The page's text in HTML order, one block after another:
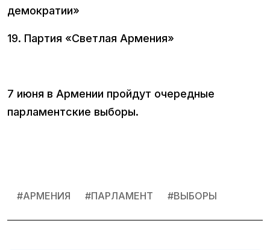
демократии»
19. Партия «Светлая Армения»
7 июня в Армении пройдут очередные
парламентские выборы.
#АРМЕНИЯ #ПАРЛАМЕНТ #ВЫБОРЫ